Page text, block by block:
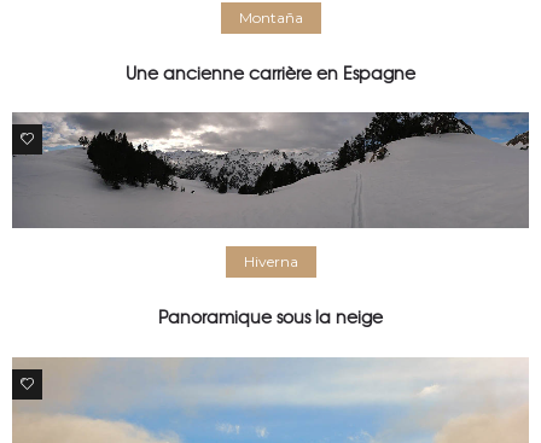
Montaña
Une ancienne carrière en Espagne
0
Hiverna
Panoramique sous la neige
0